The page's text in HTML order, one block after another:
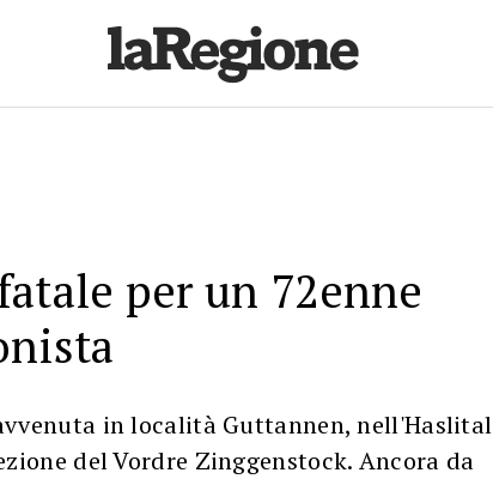
per un 72enne
in località Guttannen, nell'Haslital
del Vordre Zinggenstock. Ancora da